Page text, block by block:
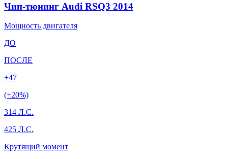
Чип-тюнинг Audi RSQ3 2014
Мощность двигателя
ДО
ПОСЛЕ
+47
(+20%)
314 Л.С.
425 Л.С.
Крутящий момент